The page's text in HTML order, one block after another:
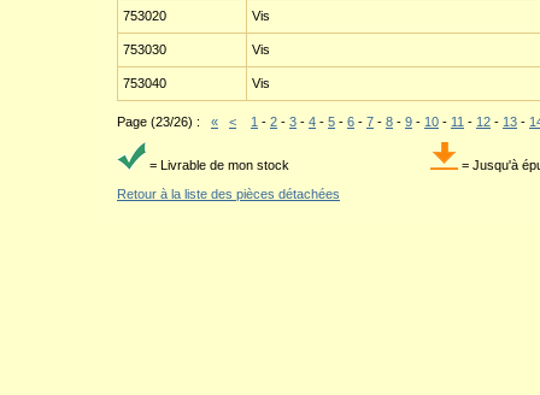
753020 Vis
753030 Vis
753040 Vis
Page (23/26) : « < 1 - 2 - 3 - 4 - 5 - 6 - 7 - 8 - 9 - 10 - 11 - 12 - 13 -
= Livrable de mon stock = Jusqu'à
Retour à la liste des pièces détachées